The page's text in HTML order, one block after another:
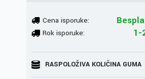
Cena isporuke:
Rok isporuke: 1-
RASPOLOŽIVA KOLIČINA GUMA